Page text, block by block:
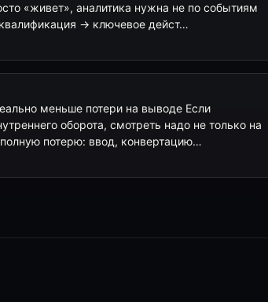
«живет», аналитика нужна не по событиям
→ ключевое дейст…
меньше потери на выводе Если
оборота, смотреть надо не только на
потерю: ввод, конвертацию…